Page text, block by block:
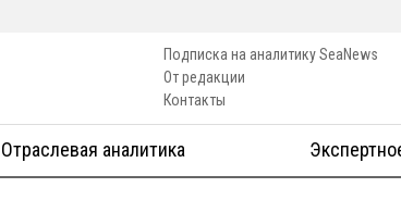
Подписка на аналитику SeaNews
От редакции
Контакты
Отраслевая аналитика